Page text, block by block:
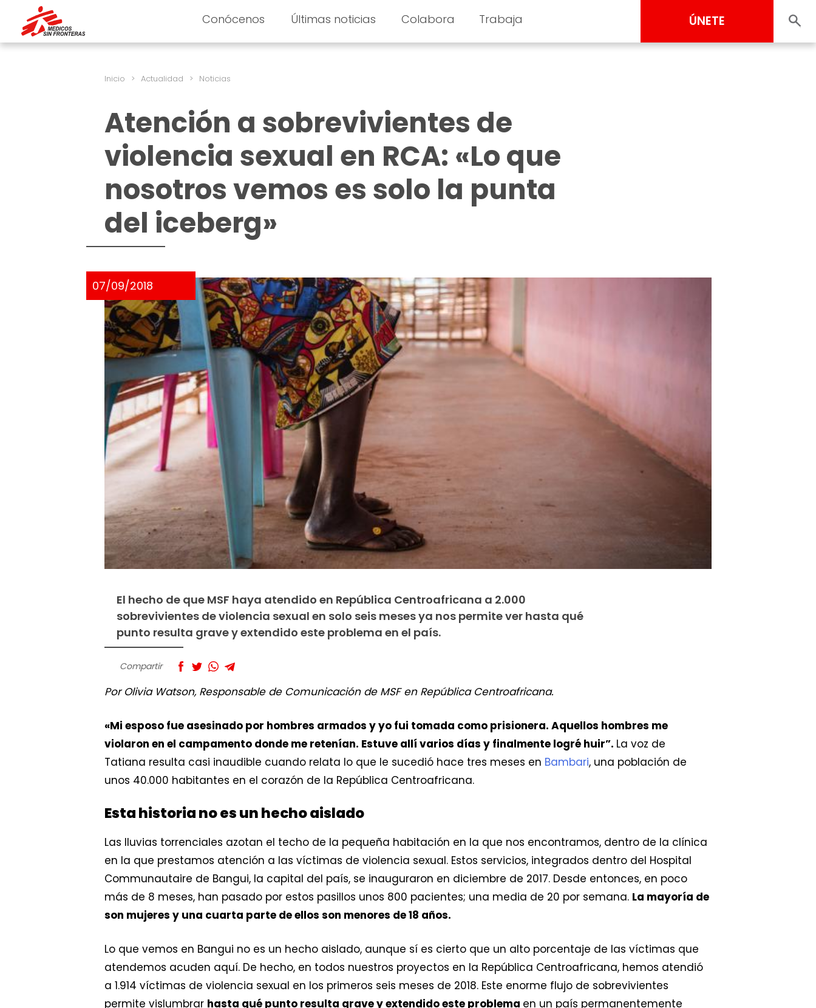
Conócenos Últimas noticias Colabora Trabaja ÚNETE
Inicio > Actualidad > Noticias
Atención a sobrevivientes de
violencia sexual en RCA: «Lo que
nosotros vemos es solo la punta
del iceberg»
07/09/2018
El hecho de que MSF haya atendido en República Centroafricana a 2.000
sobrevivientes de violencia sexual en solo seis meses ya nos permite ver hasta qué
punto resulta grave y extendido este problema en el país.
Compartir
Por Olivia Watson, Responsable de Comunicación de MSF en República Centroafricana.
«Mi esposo fue asesinado por hombres armados y yo fui tomada como prisionera. Aquellos hombres me
violaron en el campamento donde me retenían. Estuve allí varios días y finalmente logré huir”. La voz de
Tatiana resulta casi inaudible cuando relata lo que le sucedió hace tres meses en Bambari, una población de
unos 40.000 habitantes en el corazón de la República Centroafricana.
Esta historia no es un hecho aislado
Las lluvias torrenciales azotan el techo de la pequeña habitación en la que nos encontramos, dentro de la clínica
en la que prestamos atención a las víctimas de violencia sexual. Estos servicios, integrados dentro del Hospital
Communautaire de Bangui, la capital del país, se inauguraron en diciembre de 2017. Desde entonces, en poco
más de 8 meses, han pasado por estos pasillos unos 800 pacientes; una media de 20 por semana. La mayoría de
son mujeres y una cuarta parte de ellos son menores de 18 años.
Lo que vemos en Bangui no es un hecho aislado, aunque sí es cierto que un alto porcentaje de las víctimas que
atendemos acuden aquí. De hecho, en todos nuestros proyectos en la República Centroafricana, hemos atendió
a 1.914 víctimas de violencia sexual en los primeros seis meses de 2018. Este enorme flujo de sobrevivientes
permite vislumbrar hasta qué punto resulta grave y extendido este problema en un país permanentemente